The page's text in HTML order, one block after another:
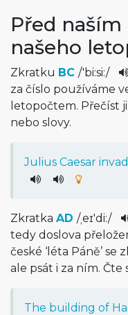
Před
našeho
Zkratku BC /'bi:si:/
za číslo používáme
letopočtem. Přečíst
nebo slovy.
Julius Caesar
Zkratka AD /ˌeɪ'di:/
tedy doslova
české ‘léta Páně’ se
ale psát i za ním. Čte
The building of